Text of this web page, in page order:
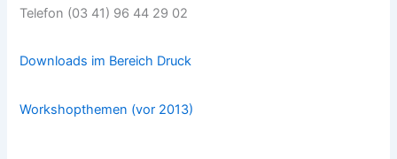
Telefon (03 41) 96 44 29 02
Downloads im Bereich Druck
Workshopthemen (vor 2013)